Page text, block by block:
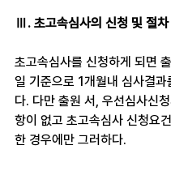
Ⅲ. 초고속심사의 신청 및 절차
초고속심사를 신청하게 되면
일 기준으로 1개월내 심사결과
다. 다만 출원 서, 우선심사신
항이 없고 초고속심사 신청요
한 경우에만 그러하다.